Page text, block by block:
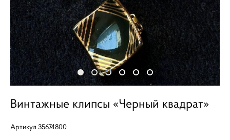
Винтажные клипсы «Черный квадрат»
Артикул 35674800